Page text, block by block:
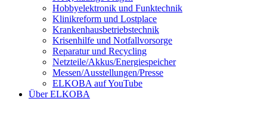
Hobbyelektronik und Funktechnik
Klinikreform und Lostplace
Krankenhausbetriebstechnik
Krisenhilfe und Notfallvorsorge
Reparatur und Recycling
Netzteile/Akkus/Energiespeicher
Messen/Ausstellungen/Presse
ELKOBA auf YouTube
Über ELKOBA